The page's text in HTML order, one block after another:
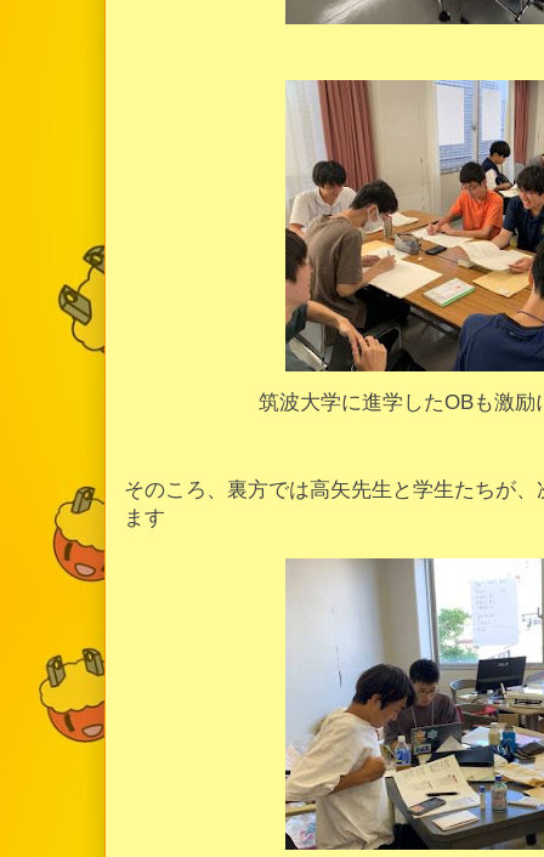
筑波大学に進学したOBも激励
そのころ、裏方では高矢先生と学生たちが
ます